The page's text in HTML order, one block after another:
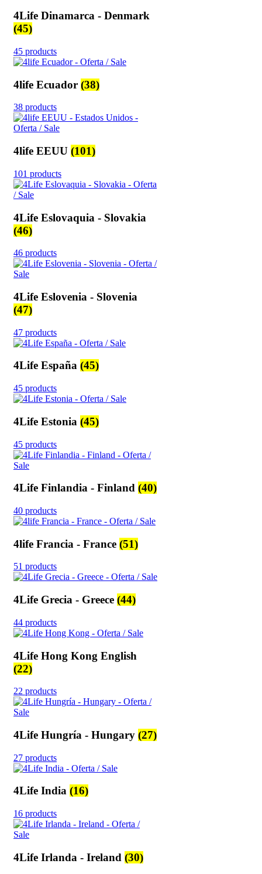
4Life Dinamarca - Denmark
(45)
45 products
4life Ecuador (38)
38 products
4life EEUU (101)
101 products
4Life Eslovaquia - Slovakia
(46)
46 products
4Life Eslovenia - Slovenia
(47)
47 products
4Life España (45)
45 products
4Life Estonia (45)
45 products
4Life Finlandia - Finland (40)
40 products
4life Francia - France (51)
51 products
4Life Grecia - Greece (44)
44 products
4Life Hong Kong English
(22)
22 products
4Life Hungría - Hungary (27)
27 products
4Life India (16)
16 products
4Life Irlanda - Ireland (30)